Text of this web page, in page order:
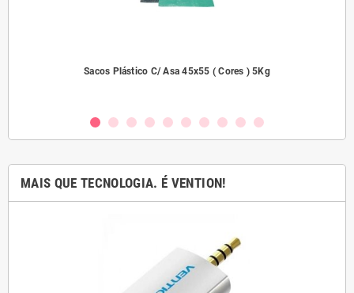
Sacos Plástico C/ Asa 45x55 ( Cores ) 5Kg
MAIS QUE TECNOLOGIA. É VENTION!